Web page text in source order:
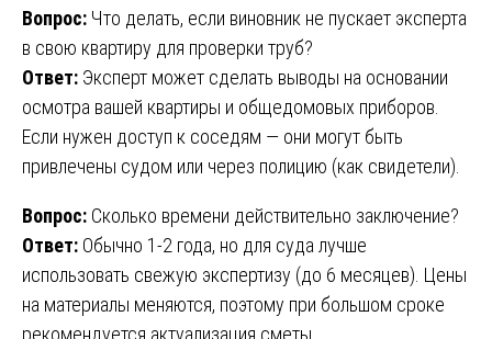
Вопрос: Что делать, если виновник не пускает эксперта
в свою квартиру для проверки труб?
Ответ: Эксперт может сделать выводы на основании
осмотра вашей квартиры и общедомовых приборов.
Если нужен доступ к соседям — они могут быть
привлечены судом или через полицию (как свидетели).
Вопрос: Сколько времени действительно заключение?
Ответ: Обычно 1-2 года, но для суда лучше
использовать свежую экспертизу (до 6 месяцев). Цены
на материалы меняются, поэтому при большом сроке
рекомендуется актуализация сметы.